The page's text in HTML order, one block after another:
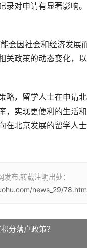
录对申请有显著影响。
会因社会和经济发展
关政策的动态变化，
略，留学人士在申请
，实现更便利的生活
在北京发展的留学人
布,转载注明出处：
news_29/
分落户政策？